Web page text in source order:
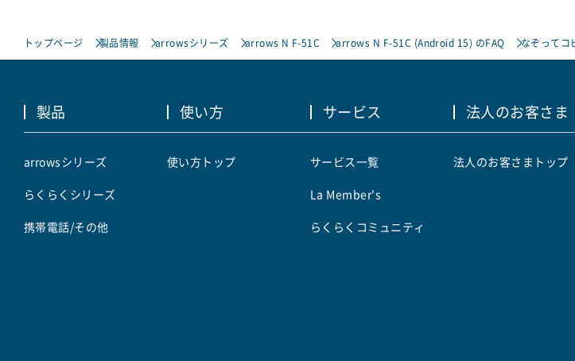
トップページ 製品情報 arrowsシリーズ arrows N F-51C arrows N F-51C (Android 15) のFAQ なぞってコ
製品
arrowsシリーズ
らくらくシリーズ
携帯電話/その他
使い方
使い方トップ
サービス
サービス一覧
La Member's
らくらくコミュニティ
法人のお客さま
法人のお客さまトップ